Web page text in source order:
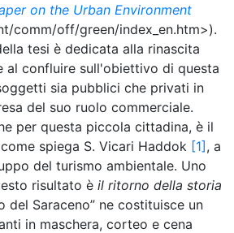
on the Urban Environment
comm/off/green/index_en.htm>).
tesi è dedicata alla rinascita
al confluire sull'obiettivo di questa
sia pubblici che privati in
del suo ruolo commerciale.
per questa piccola cittadina, è il
spiega S. Vicari Haddok [1] , a
del turismo ambientale. Uno
risultato è il ritorno della storia
del Saraceno” ne costituisce un
in maschera, corteo e cena